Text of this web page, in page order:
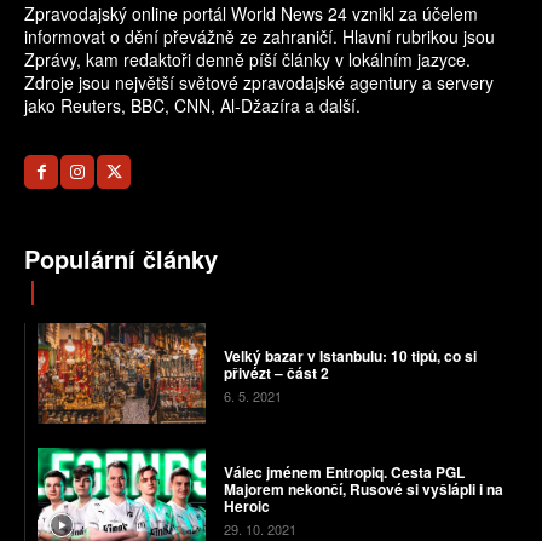
Zpravodajský online portál World News 24 vznikl za účelem
informovat o dění převážně ze zahraničí. Hlavní rubrikou jsou
Zprávy, kam redaktoři denně píší články v lokálním jazyce.
Zdroje jsou největší světové zpravodajské agentury a servery
jako Reuters, BBC, CNN, Al-Džazíra a další.
Populární články
Velký bazar v Istanbulu: 10 tipů, co si
přivézt – část 2
6. 5. 2021
Válec jménem Entropiq. Cesta PGL
Majorem nekončí, Rusové si vyšlápli i na
Heroic
29. 10. 2021